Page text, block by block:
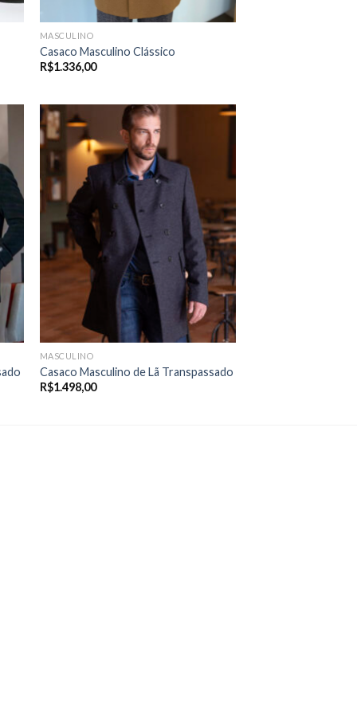
MASCULINO
Casaco Masculino Clássico
R$1.336,00
MASCULINO
Casaco Masculino de Lã Transpassado
R$1.498,00